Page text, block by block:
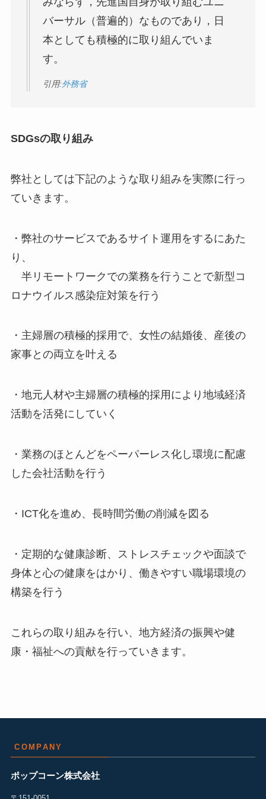
バーサル（普遍的）なものであり，日
本としても積極的に取り組んでいま
す。
引用:外務省
SDGsの取り組み
弊社としては下記のような取り組みを実際に行っ
ていきます。
・弊社のサービスであるサイト運用をするにあた
り、
半リモートワークでの業務を行うことで新型コ
ロナウイルス感染症対策を行う
・主婦層の積極的採用で、女性の結婚後、産後の
家事との両立を叶える
・地元人材や主婦層の積極的採用により地域経済
活動を活発にしていく
・業務のほとんどをペーパーレス化し環境に配慮
した会社活動を行う
・ICT化を進め、長時間労働の削減を図る
・定期的な健康診断、ストレスチェックや面談で
身体と心の健康をはかり、働きやすい職場環境の
構築を行う
これらの取り組みを行い、地方経済の振興や健
康・福祉への貢献を行っていきます。
COMPANY
ポップコーン株式会社